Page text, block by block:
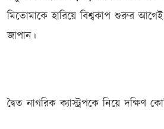
মিতোমাকে হারিয়ে বিশ্বকাপ শুরুর আগেই
জাপান।
দ্বৈত নাগরিক ক্যাস্ট্রপকে নিয়ে দক্ষিণ